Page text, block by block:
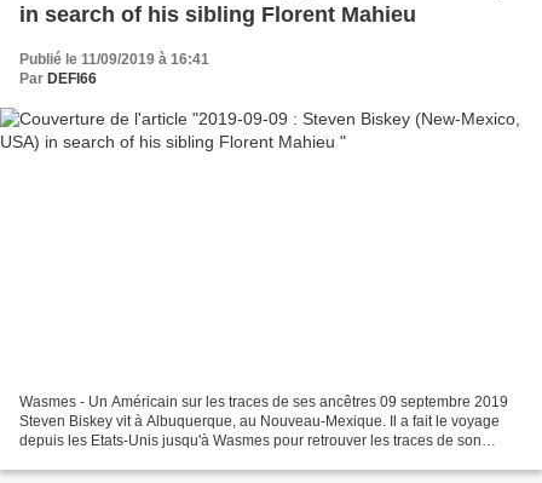
in search of his sibling Florent Mahieu
Publié le 11/09/2019 à 16:41
Par DEFI66
Wasmes - Un Américain sur les traces de ses ancêtres 09 septembre 2019
Steven Biskey vit à Albuquerque, au Nouveau-Mexique. Il a fait le voyage
depuis les Etats-Unis jusqu'à Wasmes pour retrouver les traces de son